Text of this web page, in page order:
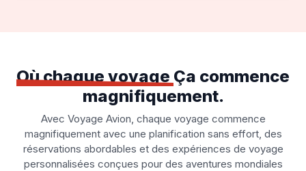
Où chaque voyage Ça commence
magnifiquement.
Avec Voyage Avion, chaque voyage commence
magnifiquement avec une planification sans effort, des
réservations abordables et des expériences de voyage
personnalisées conçues pour des aventures mondiales